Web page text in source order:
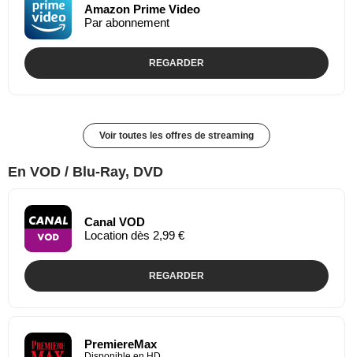
Amazon Prime Video
Par abonnement
REGARDER
Voir toutes les offres de streaming
En VOD / Blu-Ray, DVD
Canal VOD
Location dès 2,99 €
REGARDER
PremiereMax